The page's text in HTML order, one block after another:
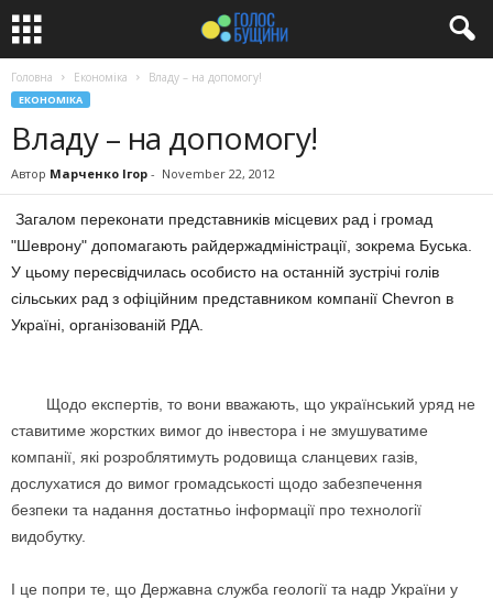
Головна Економіка Владу – на допомогу!
ЕКОНОМІКА
Владу – на допомогу!
Автор Марченко Ігор - November 22, 2012
Загалом переконати представників місцевих рад і громад
"Шеврону" допомагають райдержадміністрації, зокрема Буська.
У цьому пересвідчилась особисто на останній зустрічі голів
сільських рад з офіційним представником компанії Chevron в
Україні, організованій РДА.
Щодо експертів, то вони вважають, що український уряд не
ставитиме жорстких вимог до інвестора і не змушуватиме
компанії, які розроблятимуть родовища сланцевих газів,
дослухатися до вимог громадськості щодо забезпечення
безпеки та надання достатньо інформації про технології
видобутку.
І це попри те, що Державна служба геології та надр України у